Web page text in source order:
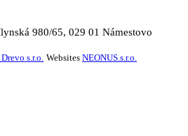
980/65, 029 01 Námestovo
s.r.o. Websites NEONUS.s.r.o.